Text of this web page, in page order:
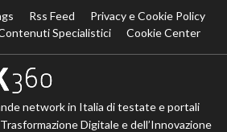
Rss Feed
Privacy e Cookie Policy
Specialistici
Cookie Center
network in Italia di testate e portali
Digitale e dell’Innovazione